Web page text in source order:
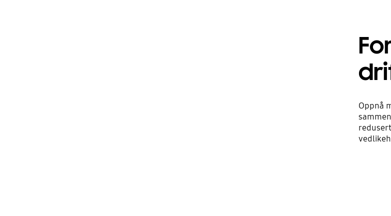
Oppnå